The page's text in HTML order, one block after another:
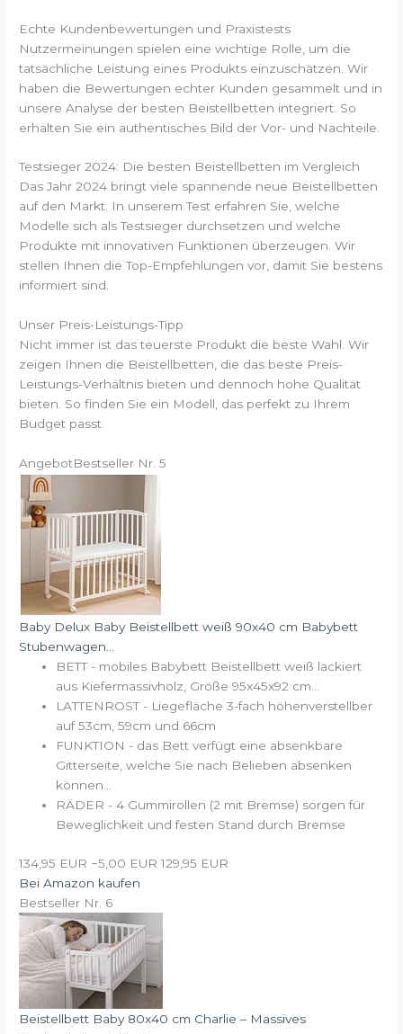
Echte Kundenbewertungen und Praxistests
Nutzermeinungen spielen eine wichtige Rolle, um die
tatsächliche Leistung eines Produkts einzuschätzen. Wir
haben die Bewertungen echter Kunden gesammelt und in
unsere Analyse der besten Beistellbetten integriert. So
erhalten Sie ein authentisches Bild der Vor- und Nachteile.
Testsieger 2024: Die besten Beistellbetten im Vergleich
Das Jahr 2024 bringt viele spannende neue Beistellbetten
auf den Markt. In unserem Test erfahren Sie, welche
Modelle sich als Testsieger durchsetzen und welche
Produkte mit innovativen Funktionen überzeugen. Wir
stellen Ihnen die Top-Empfehlungen vor, damit Sie bestens
informiert sind.
Unser Preis-Leistungs-Tipp
Nicht immer ist das teuerste Produkt die beste Wahl. Wir
zeigen Ihnen die Beistellbetten, die das beste Preis-
Leistungs-Verhältnis bieten und dennoch hohe Qualität
bieten. So finden Sie ein Modell, das perfekt zu Ihrem
Budget passt.
AngebotBestseller Nr. 5
Baby Delux Baby Beistellbett weiß 90x40 cm Babybett
Stubenwagen...
BETT - mobiles Babybett Beistellbett weiß lackiert
aus Kiefermassivholz, Größe 95x45x92 cm...
LATTENROST - Liegefläche 3-fach höhenverstellber
auf 53cm, 59cm und 66cm
FUNKTION - das Bett verfügt eine absenkbare
Gitterseite, welche Sie nach Belieben absenken
können...
RÄDER - 4 Gummirollen (2 mit Bremse) sorgen für
Beweglichkeit und festen Stand durch Bremse
134,95 EUR −5,00 EUR 129,95 EUR
Bei Amazon kaufen
Bestseller Nr. 6
Beistellbett Baby 80x40 cm Charlie – Massives